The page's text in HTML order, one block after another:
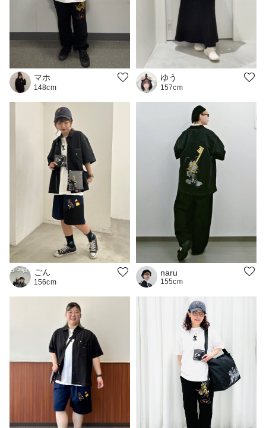
マホ
148cm
ゆう
157cm
ごん
156cm
naru
155cm